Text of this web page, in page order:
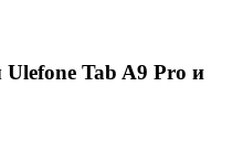
Tab A9 Pro и